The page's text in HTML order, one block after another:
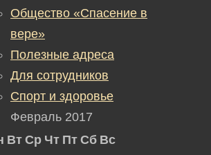
Общество «Спасение в
вере»
Полезные адреса
Для сотрудников
Спорт и здоровье
Февраль 2017
Вт Ср Чт Пт Сб Вс